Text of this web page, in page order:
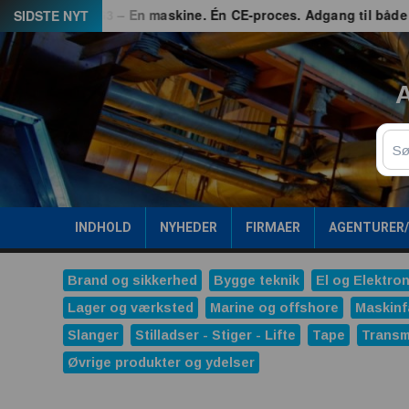
Spring
til
indhold
SIDSTE NYTG3 – En maskine. Én CE-proces. Adgang til både EU
Søg
INDHOLD NYHEDER FIRMAER
Brand og sikkerhed Bygge teknik El og
Lager og værksted
Marine og offshore
Slanger
Stilladser - Stiger - Lifte Tape
Øvrige produkter og ydelser